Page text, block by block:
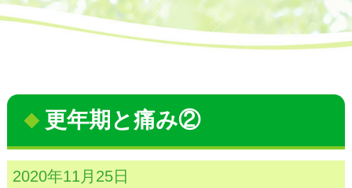
更年期と痛み②
2020年11月25日